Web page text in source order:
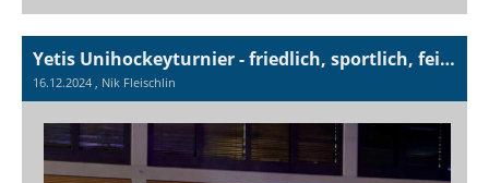
Yetis Unihockeyturnier - friedlich, sportlich, feierlich
16.12.2024 , Nik Fleischlin